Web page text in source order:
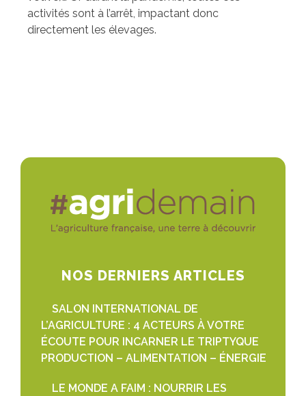
activités sont à l’arrêt, impactant donc
directement les élevages.
NOS DERNIERS ARTICLES
SALON INTERNATIONAL DE
L’AGRICULTURE : 4 ACTEURS À VOTRE
ÉCOUTE POUR INCARNER LE TRIPTYQUE
PRODUCTION – ALIMENTATION – ÉNERGIE
LE MONDE A FAIM : NOURRIR LES